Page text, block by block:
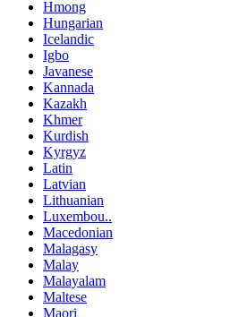
Hmong
Hungarian
Icelandic
Igbo
Javanese
Kannada
Kazakh
Khmer
Kurdish
Kyrgyz
Latin
Latvian
Lithuanian
Luxembou..
Macedonian
Malagasy
Malay
Malayalam
Maltese
Maori